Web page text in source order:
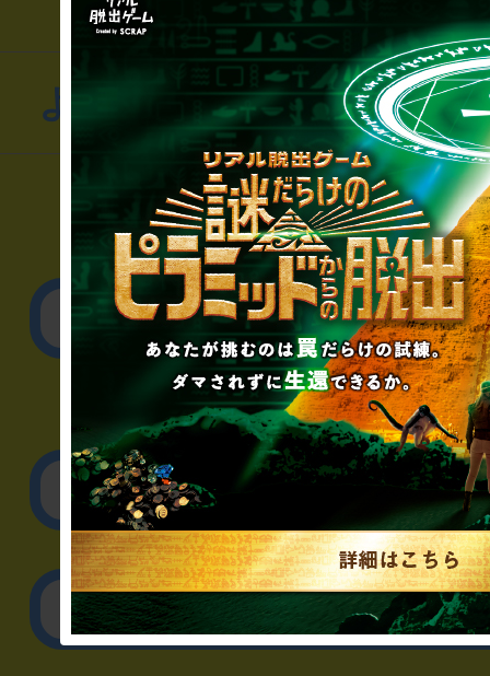
よくあるお問い合わせ
▼一般のお客様
公演内容、チケット
▼企業／法人の方
リアル脱出ゲーム制作
取材に関するお